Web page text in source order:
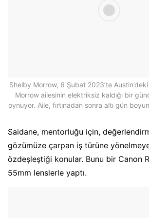
Shelby Morrow, 6 Şubat 2023’te Austin’deki
Morrow ailesinin elektriksiz kaldığı bir
oynuyor. Aile, fırtınadan sonra altı gün
Saidane, mentorluğu için,
gözümüze çarpan iş türüne
özdeşleştiği konular. Bunu bir Canon
55mm lenslerle yaptı.